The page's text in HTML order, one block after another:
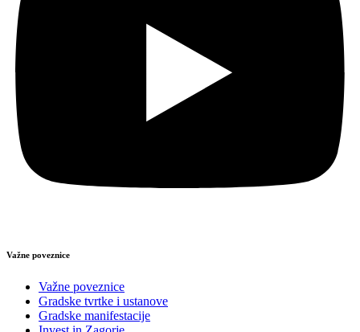
Važne poveznice
Važne poveznice
Gradske tvrtke i ustanove
Gradske manifestacije